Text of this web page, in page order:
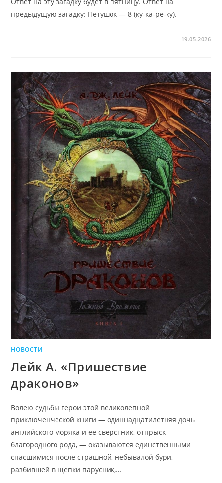
предыдущую загадку: Петушок — 8 (ку-ка-ре-ку).
19.05.2026
НОВОСТИ
Лейк А. «Пришествие
драконов»
Волею судьбы герои этой великолепной
приключенческой книги — одиннадцатилетняя дочь
английского моряка и ее сверстник, отпрыск
благородного рода, — оказываются единственными
спасшимися после страшной, небывалой бури,
разбившей в щепки парусник,…